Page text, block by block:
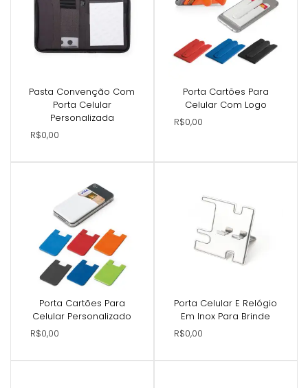
Pasta Convenção Com
Porta Celular
Personalizada
R$0,00
Porta Cartões Para
Celular Com Logo
R$0,00
Porta Cartões Para
Celular Personalizado
R$0,00
Porta Celular E Relógio
Em Inox Para Brinde
R$0,00